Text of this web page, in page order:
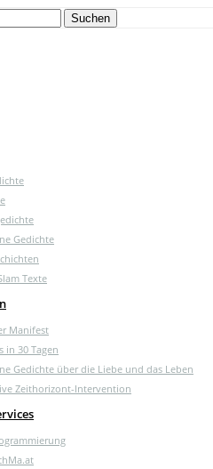
Suchen
Gedichte
Texte
Manifest
in 30 Tagen
Gedichte über die Liebe und das Leben
Zeithorizont-Intervention